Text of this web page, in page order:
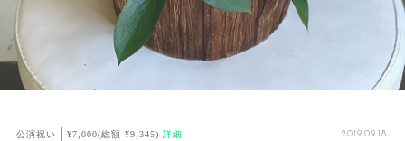
公演祝い ¥7,000(総額 ¥9,345) 詳細 2019.09.18